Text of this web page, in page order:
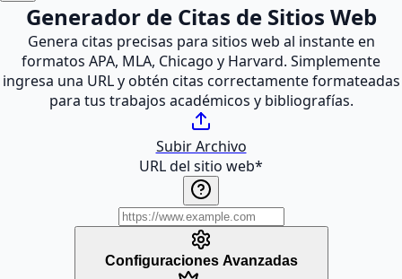
Generador de Citas de Sitios Web
Genera citas precisas para sitios web al instante en
formatos APA, MLA, Chicago y Harvard. Simplemente
ingresa una URL y obtén citas correctamente formateadas
para tus trabajos académicos y bibliografías.
Subir Archivo
URL del sitio web*
Configuraciones Avanzadas